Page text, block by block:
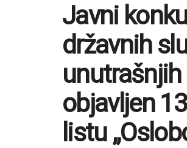
Javni
državnih
unutrašnjih
objavljen
listu